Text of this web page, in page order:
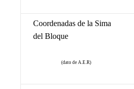
Coordenadas de la Sima
del Bloque
(dato de A.E.R)